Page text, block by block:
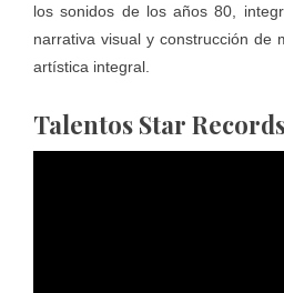
los sonidos de los años 80,
narrativa visual y construcción de
artística integral.
Talentos Star